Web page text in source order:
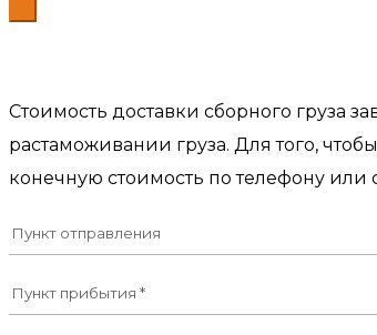
Стоимость доставки сборного груза
растаможивании груза. Для того,
конечную стоимость по телефону